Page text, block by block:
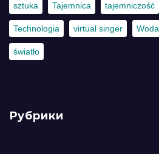
sztuka Tajemnica tajemniczość
Technologia virtual singer Woda
światło
Рубрики